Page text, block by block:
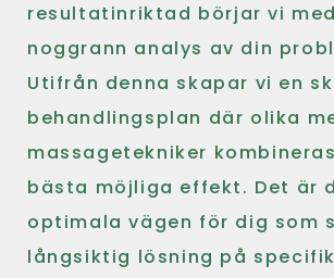
resultatinriktad börjar vi
noggrann analys av din
Utifrån denna skapar vi en
behandlingsplan där olika
massagetekniker
bästa möjliga effekt. Det är
optimala vägen för dig som
långsiktig lösning på